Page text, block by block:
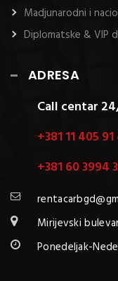
Madjunarodni i
Diplomatske & VIP
ADRESA
Call centar
+381 11 405
+381 60 3994
Mirijevski
Ponedeljak-